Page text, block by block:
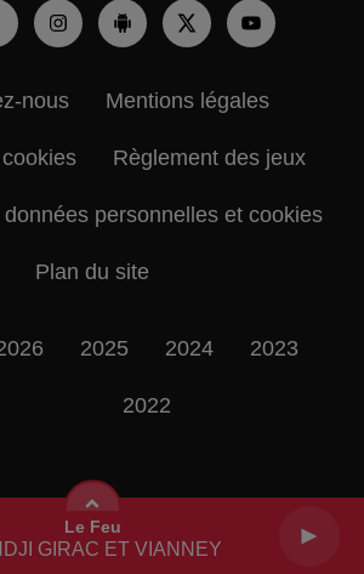
Le Feu
GIRAC ET VIANNEY
nous Mentions légales
Règlement des jeux
personnelles et cookies
Plan du site
2025 2024 2023
2022